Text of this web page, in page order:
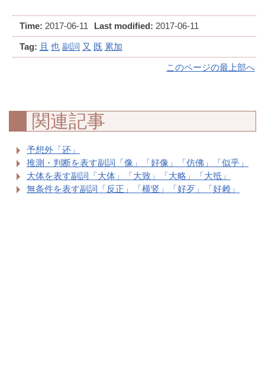
Time: 2017-06-11 Last modified: 2017-06-11
Tag: 且 也 副詞 又 既 累加
このページの最上部へ
関連記事
予想外「还」
推測・判断を表す副詞「像」「好像」「仿佛」「似乎」
大体を表す副詞「大体」「大致」「大略」「大抵」
無条件を表す副詞「反正」「横竖」「好歹」「好赖」